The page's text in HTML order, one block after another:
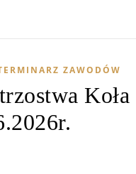
ZAWODÓW
Koła